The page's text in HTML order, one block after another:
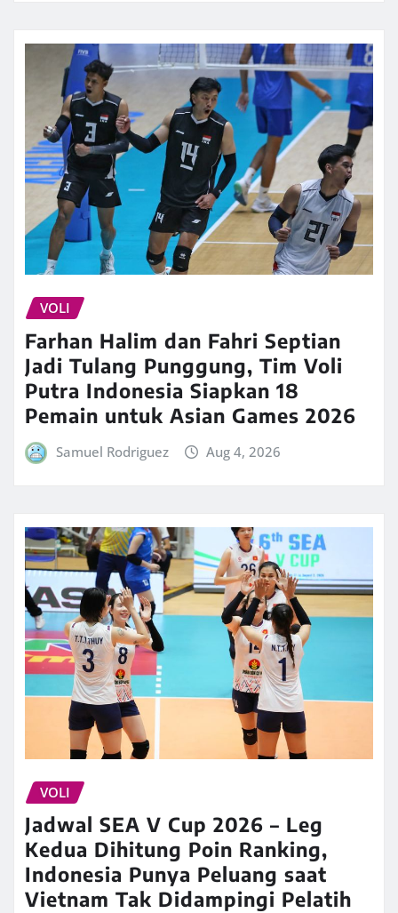
VOLI
Farhan Halim dan Fahri Septian
Jadi Tulang Punggung, Tim Voli
Putra Indonesia Siapkan 18
Pemain untuk Asian Games 2026
Samuel Rodriguez Aug 4, 2026
VOLI
Jadwal SEA V Cup 2026 – Leg
Kedua Dihitung Poin Ranking,
Indonesia Punya Peluang saat
Vietnam Tak Didampingi Pelatih